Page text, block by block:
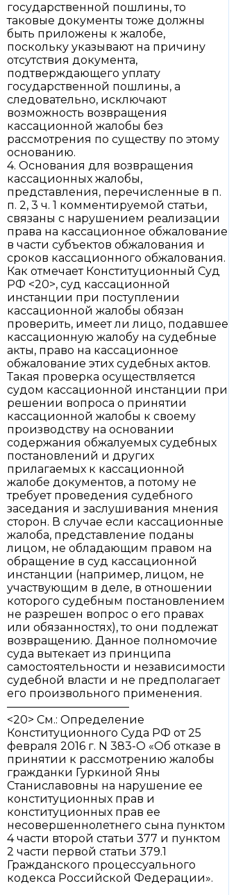
государственной пошлины, то
таковые документы тоже должны
быть приложены к жалобе,
поскольку указывают на причину
отсутствия документа,
подтверждающего уплату
государственной пошлины, а
следовательно, исключают
возможность возвращения
кассационной жалобы без
рассмотрения по существу по этому
основанию.
4. Основания для возвращения
кассационных жалобы,
представления, перечисленные в п.
п. 2, 3 ч. 1 комментируемой статьи,
связаны с нарушением реализации
права на кассационное обжалование
в части субъектов обжалования и
сроков кассационного обжалования.
Как отмечает Конституционный Суд
РФ <20>, суд кассационной
инстанции при поступлении
кассационной жалобы обязан
проверить, имеет ли лицо, подавшее
кассационную жалобу на судебные
акты, право на кассационное
обжалование этих судебных актов.
Такая проверка осуществляется
судом кассационной инстанции при
решении вопроса о принятии
кассационной жалобы к своему
производству на основании
содержания обжалуемых судебных
постановлений и других
прилагаемых к кассационной
жалобе документов, а потому не
требует проведения судебного
заседания и заслушивания мнения
сторон. В случае если кассационные
жалоба, представление поданы
лицом, не обладающим правом на
обращение в суд кассационной
инстанции (например, лицом, не
участвующим в деле, в отношении
которого судебным постановлением
не разрешен вопрос о его правах
или обязанностях), то они подлежат
возвращению. Данное полномочие
суда вытекает из принципа
самостоятельности и независимости
судебной власти и не предполагает
его произвольного применения.
———————————
<20> См.: Определение
Конституционного Суда РФ от 25
февраля 2016 г. N 383-О «Об отказе в
принятии к рассмотрению жалобы
гражданки Гуркиной Яны
Станиславовны на нарушение ее
конституционных прав и
конституционных прав ее
несовершеннолетнего сына пунктом
4 части второй статьи 377 и пунктом
2 части первой статьи 379.1
Гражданского процессуального
кодекса Российской Федерации».